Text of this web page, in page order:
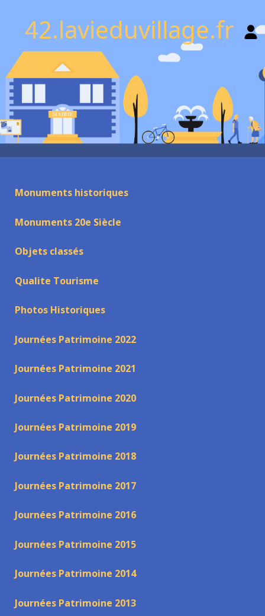
42.lavieduvillage.fr
Monuments historiques
Monuments 20e Siècle
Objets classés
Qualite Tourisme
Photos Historiques
Journées Patrimoine 2022
Journées Patrimoine 2021
Journées Patrimoine 2020
Journées Patrimoine 2019
Journées Patrimoine 2018
Journées Patrimoine 2017
Journées Patrimoine 2016
Journées Patrimoine 2015
Journées Patrimoine 2014
Journées Patrimoine 2013